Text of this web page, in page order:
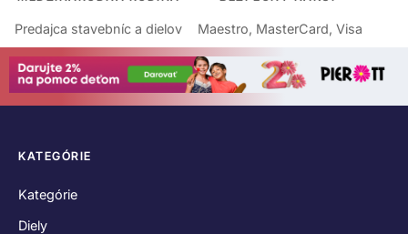
Predajca stavebníc a dielov Maestro, MasterCard, Visa
KATEGÓRIE
Kategórie
Diely